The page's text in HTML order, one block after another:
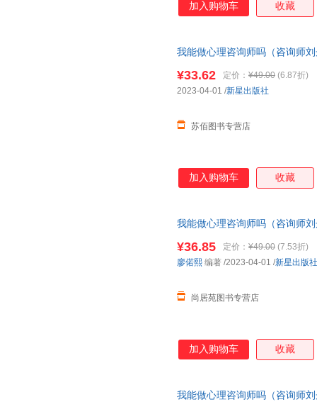
加入购物车 收藏
我能做心理咨询师吗（咨询师
下单，本店所有商品均可开票
¥33.62 定价： ¥49.00 (6.87折)
苏佰图书专营店
2023-04-01 /新星出版社
加入购物车 收藏
我能做心理咨询师吗（咨询师
心下单，本店所有商品均可开
¥36.85 定价： ¥49.00 (7.53折)
尚居苑图书专营店
廖偌熙 编著 /2023-04-01 /新星出版社
加入购物车 收藏
我能做心理咨询师吗（咨询师